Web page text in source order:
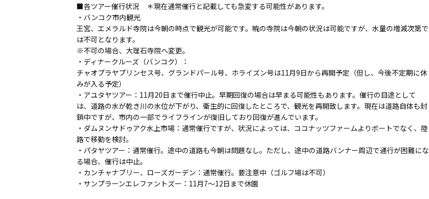
■各ツアー催行状況 ＊現在通常催行と記載しても急変する可能性があります。
・バンコク市内観光
王宮、エメラルド寺院は今朝の時点で観光が可能です。暁の寺院は今朝の状況は可能ですが、水量の増減次第で
は不可となります。
※不可の場合、大理石寺院へ変更。
・ディナークルーズ（バンコク）：
チャオプラヤプリンセス号、グランドパール号、ホライズン号は11月9日から再開予定（但し、今後不定期に休
みが入る予定）
・アユタヤツアー：11月20日まで催行中止。早期回復の場合は早まる可能性もあります。催行の目途として
は、道路の水が乾き川の水位が下がり、衛生的に回復したところで、観光を再開致します。現在は道路自体も封
鎖中ですが、市内の一部でライフラインが復旧しており回復が進んでいます。
・ダムヌンサドゥアク水上市場：通常催行ですが、状況によっては、ココナッツファームよりボートでなく、陸
路で移動を検討。
・パタヤツアー：通常催行。途中の道路も今朝は問題なし。ただし、途中の道路バンナー周辺で通行が困難にな
る場合、催行は中止。
・カンチャナブリー、ローズガーデン：通常催行。要注意中（ゴルフ場は不可）
・サンプラーンエレファントズー：11月7～12日まで休園